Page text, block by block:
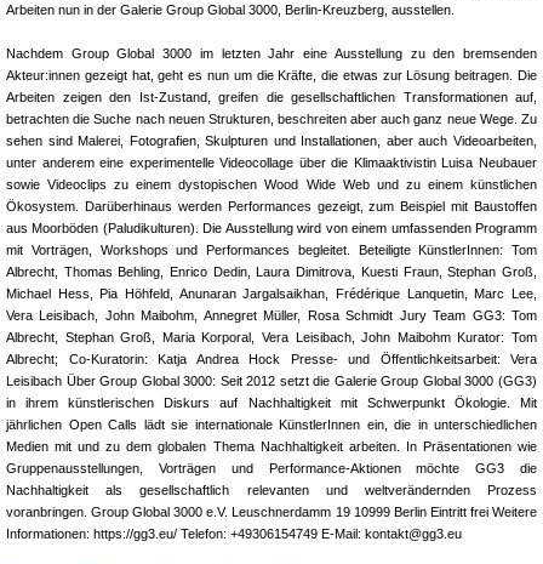
Arbeiten nun in der Galerie Group Global 3000, Berlin-Kreuzberg, ausstellen.
Nachdem Group Global 3000 im letzten Jahr eine Ausstellung zu den bremsenden
Akteur:innen gezeigt hat, geht es nun um die Kräfte, die etwas zur Lösung beitragen. Die
Arbeiten zeigen den Ist-Zustand, greifen die gesellschaftlichen Transformationen auf,
betrachten die Suche nach neuen Strukturen, beschreiten aber auch ganz neue Wege. Zu
sehen sind Malerei, Fotografien, Skulpturen und Installationen, aber auch Videoarbeiten,
unter anderem eine experimentelle Videocollage über die Klimaaktivistin Luisa Neubauer
sowie Videoclips zu einem dystopischen Wood Wide Web und zu einem künstlichen
Ökosystem. Darüberhinaus werden Performances gezeigt, zum Beispiel mit Baustoffen
aus Moorböden (Paludikulturen). Die Ausstellung wird von einem umfassenden Programm
mit Vorträgen, Workshops und Performances begleitet. Beteiligte KünstlerInnen: Tom
Albrecht, Thomas Behling, Enrico Dedin, Laura Dimitrova, Kuesti Fraun, Stephan Groß,
Michael Hess, Pia Höhfeld, Anunaran Jargalsaikhan, Frédérique Lanquetin, Marc Lee,
Vera Leisibach, John Maibohm, Annegret Müller, Rosa Schmidt Jury Team GG3: Tom
Albrecht, Stephan Groß, Maria Korporal, Vera Leisibach, John Maibohm Kurator: Tom
Albrecht; Co-Kuratorin: Katja Andrea Hock Presse- und Öffentlichkeitsarbeit: Vera
Leisibach Über Group Global 3000: Seit 2012 setzt die Galerie Group Global 3000 (GG3)
in ihrem künstlerischen Diskurs auf Nachhaltigkeit mit Schwerpunkt Ökologie. Mit
jährlichen Open Calls lädt sie internationale KünstlerInnen ein, die in unterschiedlichen
Medien mit und zu dem globalen Thema Nachhaltigkeit arbeiten. In Präsentationen wie
Gruppenausstellungen, Vorträgen und Performance-Aktionen möchte GG3 die
Nachhaltigkeit als gesellschaftlich relevanten und weltverändernden Prozess
voranbringen. Group Global 3000 e.V. Leuschnerdamm 19 10999 Berlin Eintritt frei Weitere
Informationen: https://gg3.eu/ Telefon: +49306154749 E-Mail: kontakt@gg3.eu